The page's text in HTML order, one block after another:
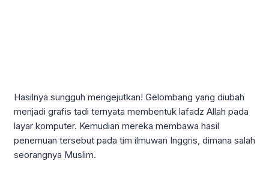
Hasilnya sungguh mengejutkan! Gelombang yang diubah
menjadi grafis tadi ternyata membentuk lafadz Allah pada
layar komputer. Kemudian mereka membawa hasil
penemuan tersebut pada tim ilmuwan Inggris, dimana salah
seorangnya Muslim.